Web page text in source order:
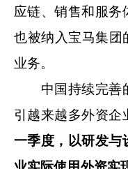
应链、销售和服务
也被纳入宝马集团
业务。
中国持续完善的
引越来越多外资企
一季度，以研发与